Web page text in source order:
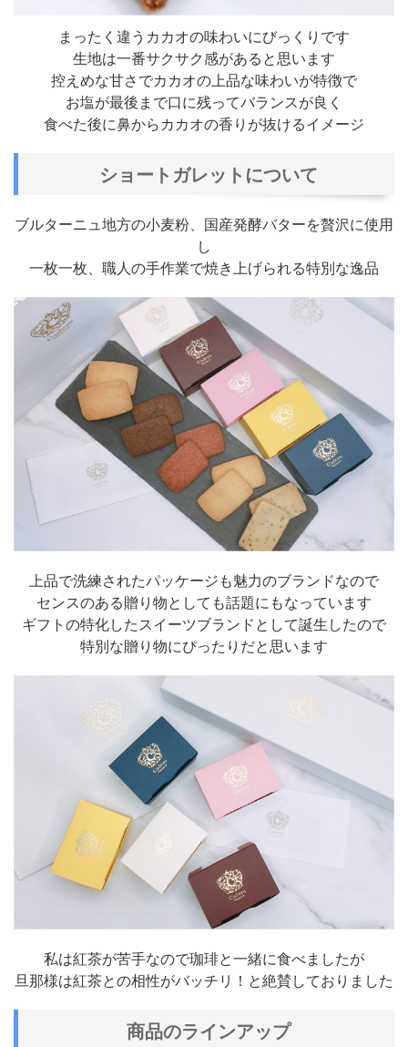
まったく違うカカオの味わいにびっくりです
生地は一番サクサク感があると思います
控えめな甘さでカカオの上品な味わいが特徴で
お塩が最後まで口に残ってバランスが良く
食べた後に鼻からカカオの香りが抜けるイメージ
ショートガレットについて
ブルターニュ地方の小麦粉、国産発酵バターを贅沢に使用
し
一枚一枚、職人の手作業で焼き上げられる特別な逸品
上品で洗練されたパッケージも魅力のブランドなので
センスのある贈り物としても話題にもなっています
ギフトの特化したスイーツブランドとして誕生したので
特別な贈り物にぴったりだと思います
私は紅茶が苦手なので珈琲と一緒に食べましたが
旦那様は紅茶との相性がバッチリ！と絶賛しておりました
商品のラインアップ